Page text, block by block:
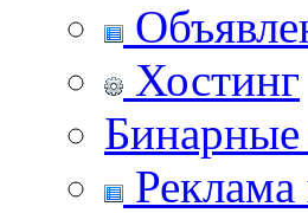
Хостинг
Реклама